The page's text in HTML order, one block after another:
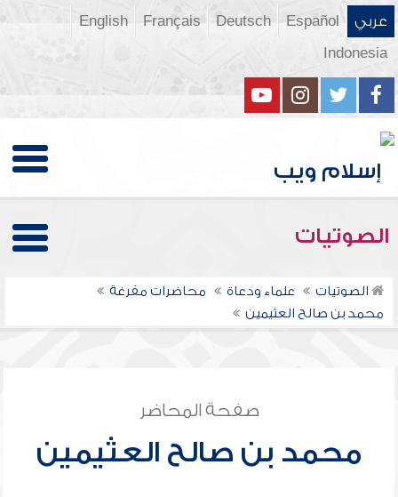
عربي Español
Deutsch
Français
English
Indonesia
الصوتيات
الصوتيات علماء ودعاة
محاضرات مفرغة
محمد بن صالح العثيمين
صفحة المحاضر
محمد بن صالح العثيمين